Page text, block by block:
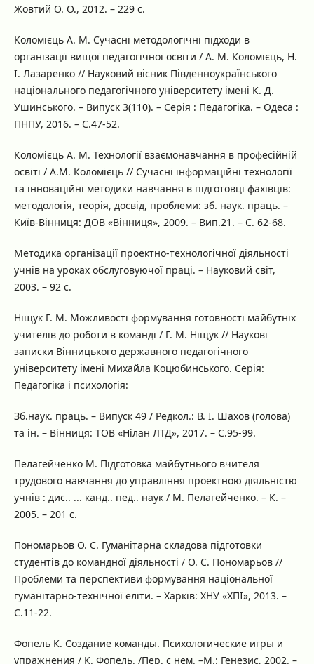
Жовтий О. О., 2012. – 229 с.
Коломієць А. М. Сучасні методологічні підходи в
організації вищої педагогічної освіти / А. М. Коломієць, Н.
І. Лазаренко // Науковий вісник Південноукраїнського
національного педагогічного університету імені К. Д.
Ушинського. – Випуск 3(110). – Серія : Педагогіка. – Одеса :
ПНПУ, 2016. – С.47-52.
Коломієць А. М. Технології взаємонавчання в професійній
освіті / А.М. Коломієць // Сучасні інформаційні технології
та інноваційні методики навчання в підготовці фахівців:
методологія, теорія, досвід, проблеми: зб. наук. праць. –
Київ-Вінниця: ДОВ «Вінниця», 2009. – Вип.21. – С. 62-68.
Методика організації проектно-технологічної діяльності
учнів на уроках обслуговуючої праці. – Науковий світ,
2003. – 92 с.
Ніщук Г. М. Можливості формування готовності майбутніх
учителів до роботи в команді / Г. М. Ніщук // Наукові
записки Вінницького державного педагогічного
університету імені Михайла Коцюбинського. Серія:
Педагогіка і психологія:
Зб.наук. праць. – Випуск 49 / Редкол.: В. І. Шахов (голова)
та ін. – Вінниця: ТОВ «Нілан ЛТД», 2017. – С.95-99.
Пелагейченко М. Підготовка майбутнього вчителя
трудового навчання до управління проектною діяльністю
учнів : дис.. ... канд.. пед.. наук / М. Пелагейченко. – К. –
2005. – 201 с.
Пономарьов О. С. Гуманітарна складова підготовки
студентів до командної діяльності / О. С. Пономарьов //
Проблеми та перспективи формування національної
гуманітарно-технічної еліти. – Харків: ХНУ «ХПІ», 2013. –
С.11-22.
Фопель К. Создание команды. Психологические игры и
упражнения / К. Фопель. /Пер. с нем. –М.: Генезис, 2002. –